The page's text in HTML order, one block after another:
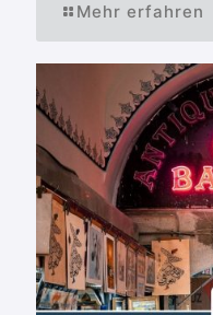
Mehr erfahren